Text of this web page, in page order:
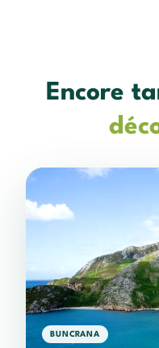
Encore
BUNCRANA